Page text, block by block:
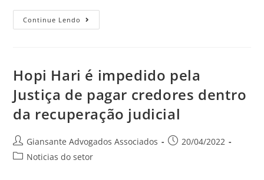
Continue Lendo
Hopi Hari é impedido pela
Justiça de pagar credores dentro
da recuperação judicial
Giansante Advogados Associados
20/04/2022
Noticias do setor